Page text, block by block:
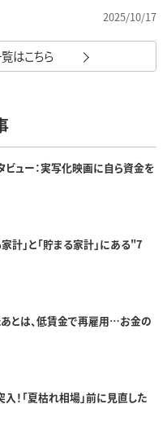
2025/10/17
はこちら
ビュー：実写化映画に自ら資金を
計」と「貯まる家計」にある"7
とは、低賃金で再雇用…お金の
！「夏枯れ相場」前に見直した